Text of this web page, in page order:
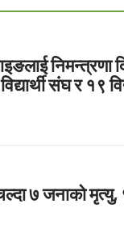
निमन्त्रणा
संघ र १९
७ जनाको